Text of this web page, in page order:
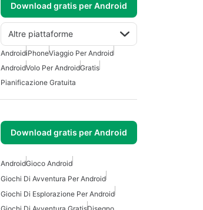
Download gratis per Android
Altre piattaforme
AndroidiPhoneViaggio Per Android
AndroidVolo Per AndroidGratis
Pianificazione Gratuita
Download gratis per Android
AndroidGioco Android
Giochi Di Avventura Per Android
Giochi Di Esplorazione Per Android